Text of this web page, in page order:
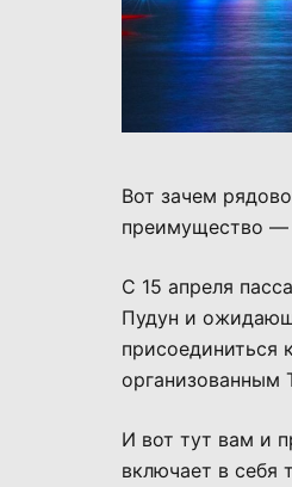
Вот зачем
преимущество —
С 15 апреля
Пудун и
присоединиться
организованным
И вот тут вам и
включает в себя